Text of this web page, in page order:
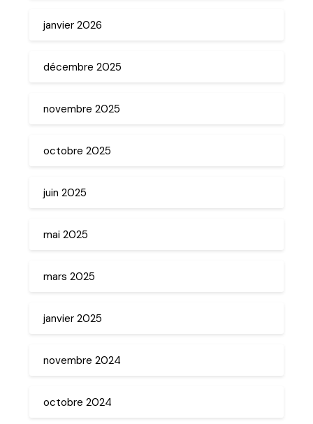
janvier 2026
décembre 2025
novembre 2025
octobre 2025
juin 2025
mai 2025
mars 2025
janvier 2025
novembre 2024
octobre 2024